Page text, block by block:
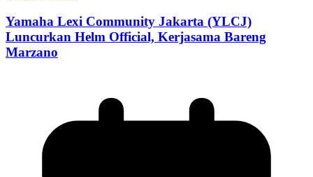
Yamaha Lexi Community Jakarta (YLCJ)
Luncurkan Helm Official, Kerjasama Bareng
Marzano